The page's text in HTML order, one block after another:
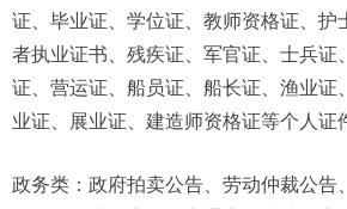
证、毕业证、学位证、教师资格证、护
者执业证书、残疾证、军官证、士兵证
证、营运证、船员证、船长证、渔业证
业证、展业证、建造师资格证等个人证
政务类： 政府拍卖公告、劳动仲裁公告